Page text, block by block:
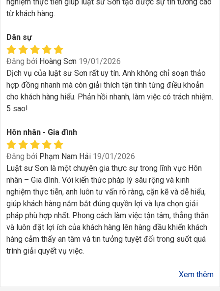
nghiệm thực tiễn giúp luật sư Sơn tạo được sự tin tưởng cao
từ khách hàng.
Dân sự
Đăng bởi Hoàng Sơn 19/01/2026
Dịch vụ của luật sư Sơn rất uy tín. Anh không chỉ soạn thảo
hợp đồng nhanh mà còn giải thích tận tình từng điều khoản
cho khách hàng hiểu. Phản hồi nhanh, làm việc có trách nhiệm.
5 sao!
Hôn nhân - Gia đình
Đăng bởi Phạm Nam Hải 19/01/2026
Luật sư Sơn là một chuyên gia thực sự trong lĩnh vực Hôn
nhân – Gia đình. Với kiến thức pháp lý sâu rộng và kinh
nghiệm thực tiễn, anh luôn tư vấn rõ ràng, cặn kẽ và dễ hiểu,
giúp khách hàng nắm bắt đúng quyền lợi và lựa chọn giải
pháp phù hợp nhất. Phong cách làm việc tận tâm, thẳng thắn
và luôn đặt lợi ích của khách hàng lên hàng đầu khiến khách
hàng cảm thấy an tâm và tin tưởng tuyệt đối trong suốt quá
trình giải quyết vụ việc.
Xem thêm